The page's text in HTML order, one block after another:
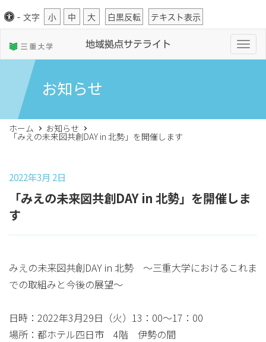
- 文字 小 中 大 白黒反転 テキスト表示
T
o
g
i
地域拠点サテライト
お知らせ
ホーム お知らせ
「みえの未来図共創DAY in 北勢」を開催します
2022年3月 2日
「みえの未来図共創DAY in 北勢」を開催しま
す
みえの未来図共創DAY in 北勢 ～三重大学におけるこれま
での取組みと今後の展望～
日時：2022年3月29日（火）13：00～17：00
場所：都ホテル四日市 4階 伊勢の間